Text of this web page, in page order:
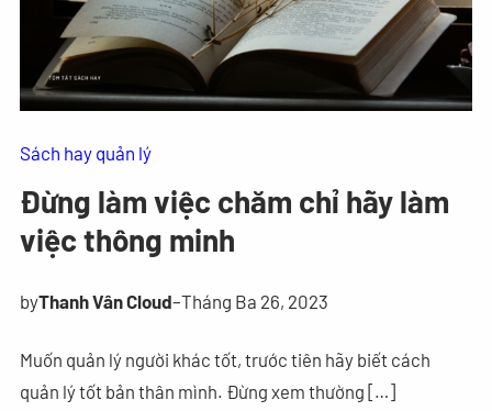
Sách hay quản lý
Đừng làm việc chăm chỉ hãy làm
việc thông minh
byThanh Vân Cloud–Tháng Ba 26, 2023
Muốn quản lý người khác tốt, trước tiên hãy biết cách
quản lý tốt bản thân mình. Đừng xem thường […]